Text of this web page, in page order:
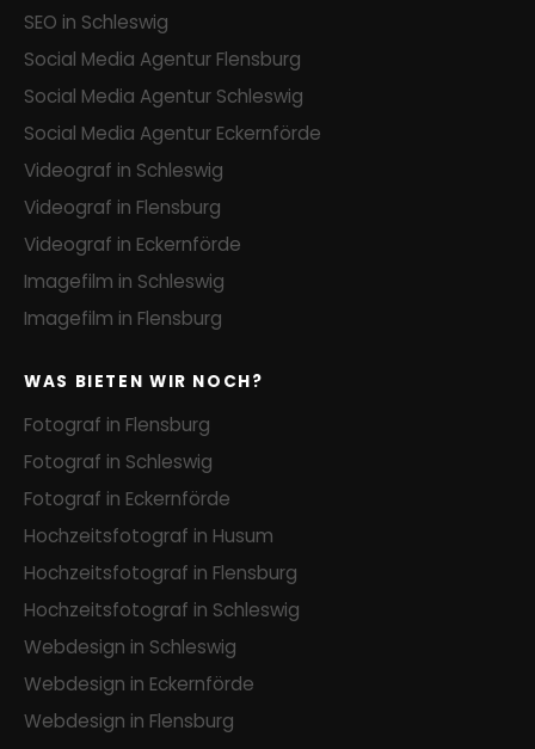
SEO in Schleswig
Social Media Agentur Flensburg
Social Media Agentur Schleswig
Social Media Agentur Eckernförde
Videograf in Schleswig
Videograf in Flensburg
Videograf in Eckernförde
Imagefilm in Schleswig
Imagefilm in Flensburg
WAS BIETEN WIR NOCH?
Fotograf in Flensburg
Fotograf in Schleswig
Fotograf in Eckernförde
Hochzeitsfotograf in Husum
Hochzeitsfotograf in Flensburg
Hochzeitsfotograf in Schleswig
Webdesign in Schleswig
Webdesign in Eckernförde
Webdesign in Flensburg